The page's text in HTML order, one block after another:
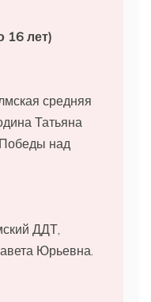
16 лет)
средняя
Татьяна
над
ДДТ,
Юрьевна.